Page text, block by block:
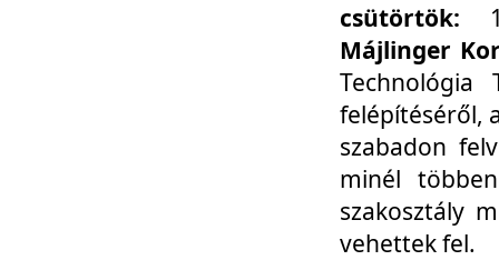
csütörtök:
Májlinger
Technológia
felépítéséről,
szabadon
minél
szakosztály
vehettek fel.